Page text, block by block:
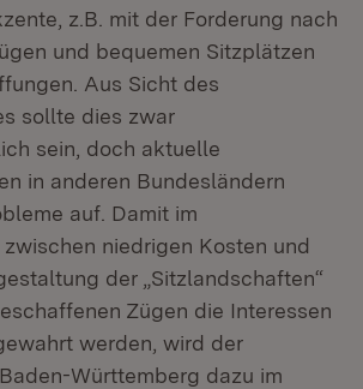
z.B. mit der Forderung nach
und bequemen Sitzplätzen
Aus Sicht des
sollte dies zwar
sein, doch aktuelle
in anderen Bundesländern
auf. Damit im
niedrigen Kosten und
der „Sitzlandschaften“
Zügen die Interessen
werden, wird der
Württemberg dazu im